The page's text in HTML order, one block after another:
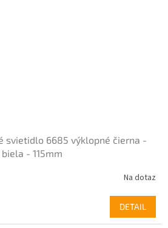
svietidlo 6685 výklopné čierna -
biela - 115mm
Na dotaz
DETAIL